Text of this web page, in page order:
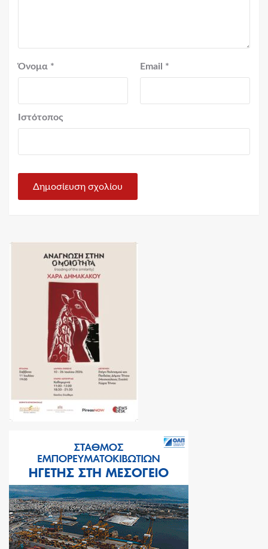
Όνομα * Email *
Ιστότοπος